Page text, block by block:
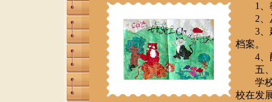
1、教
2、及
3、建
档案。
4、配
五、
学校
校在发